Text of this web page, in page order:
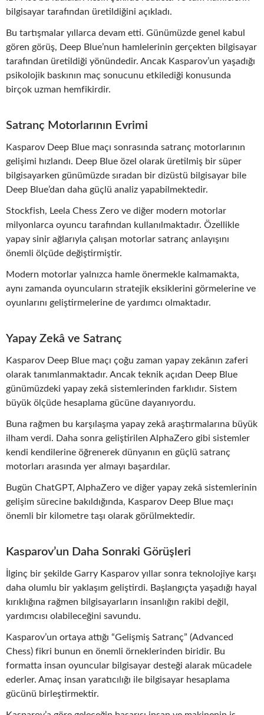
bilgisayar tarafından üretildiğini açıkladı.
Bu tartışmalar yıllarca devam etti. Günümüzde genel kabul
gören görüş, Deep Blue’nun hamlelerinin gerçekten bilgisayar
tarafından üretildiği yönündedir. Ancak Kasparov’un yaşadığı
psikolojik baskının maç sonucunu etkilediği konusunda
birçok uzman hemfikirdir.
Satranç Motorlarının Evrimi
Kasparov Deep Blue maçı sonrasında satranç motorlarının
gelişimi hızlandı. Deep Blue özel olarak üretilmiş bir süper
bilgisayarken günümüzde sıradan bir dizüstü bilgisayar bile
Deep Blue’dan daha güçlü analiz yapabilmektedir.
Stockfish, Leela Chess Zero ve diğer modern motorlar
milyonlarca oyuncu tarafından kullanılmaktadır. Özellikle
yapay sinir ağlarıyla çalışan motorlar satranç anlayışını
önemli ölçüde değiştirmiştir.
Modern motorlar yalnızca hamle önermekle kalmamakta,
aynı zamanda oyuncuların stratejik eksiklerini görmelerine ve
oyunlarını geliştirmelerine de yardımcı olmaktadır.
Yapay Zekâ ve Satranç
Kasparov Deep Blue maçı çoğu zaman yapay zekânın zaferi
olarak tanımlanmaktadır. Ancak teknik açıdan Deep Blue
günümüzdeki yapay zekâ sistemlerinden farklıdır. Sistem
büyük ölçüde hesaplama gücüne dayanıyordu.
Buna rağmen bu karşılaşma yapay zekâ araştırmalarına büyük
ilham verdi. Daha sonra geliştirilen AlphaZero gibi sistemler
kendi kendilerine öğrenerek dünyanın en güçlü satranç
motorları arasında yer almayı başardılar.
Bugün ChatGPT, AlphaZero ve diğer yapay zekâ sistemlerinin
gelişim sürecine bakıldığında, Kasparov Deep Blue maçı
önemli bir kilometre taşı olarak görülmektedir.
Kasparov’un Daha Sonraki Görüşleri
İlginç bir şekilde Garry Kasparov yıllar sonra teknolojiye karşı
daha olumlu bir yaklaşım geliştirdi. Başlangıçta yaşadığı hayal
kırıklığına rağmen bilgisayarların insanlığın rakibi değil,
yardımcısı olabileceğini savundu.
Kasparov’un ortaya attığı “Gelişmiş Satranç” (Advanced
Chess) fikri bunun en önemli örneklerinden biridir. Bu
formatta insan oyuncular bilgisayar desteği alarak mücadele
ederler. Amaç insan yaratıcılığı ile bilgisayar hesaplama
gücünü birleştirmektir.